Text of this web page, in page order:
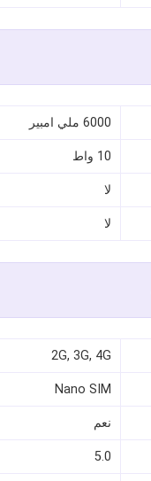
6000 ملي امبير
10 واط
لا
لا
2G, 3G, 4G
Nano SIM
نعم
5.0